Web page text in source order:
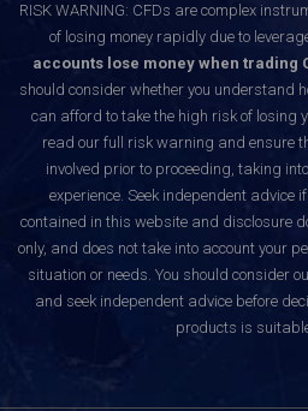
RISK WARNING: CFDs are complex
of losing money rapidly due to
accounts lose money when trading
should consider whether you understand
can afford to take the high risk of losing
read our full risk warning and ensure
involved prior to proceeding, taking
experience. Seek independent advice
contained in this website and disclosure
only, and does not take into account your
situation or needs. You should consider
and seek independent advice before
products is